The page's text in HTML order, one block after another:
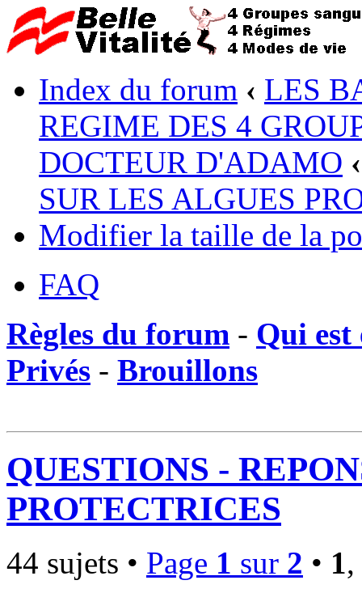
Index du forum ‹ LES
REGIME DES 4
DOCTEUR D'ADAMO ‹
SUR LES ALGUES
Modifier la taille de la
FAQ
Règles du forum - Qui est
Privés - Brouillons
QUESTIONS -
PROTECTRICES
44 sujets • Page 1 sur 2 • 1,